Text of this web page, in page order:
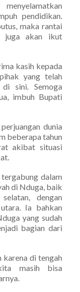
pendidikan.
maka rantai
juga akan ikut
kasih kepada
yang telah
di sini. Semoga
imbuh Bupati
dunia
beberapa tahun
akibat situasi
dalam
di Nduga, baik
dengan
Ia bahkan
yang sudah
bagian dari
karena di tengah
masih bisa